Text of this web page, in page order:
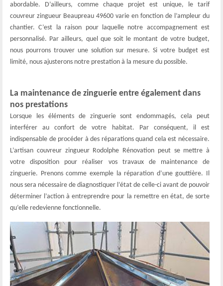
abordable. D’ailleurs, comme chaque projet est unique, le tarif
couvreur zingueur Beaupreau 49600 varie en fonction de l’ampleur du
chantier. C’est la raison pour laquelle notre accompagnement est
personnalisé. Par ailleurs, quel que soit le montant de votre budget,
nous pourrons trouver une solution sur mesure. Si votre budget est
limité, nous ajusterons notre prestation à la mesure du possible.
La maintenance de zinguerie entre également dans
nos prestations
Lorsque les éléments de zinguerie sont endommagés, cela peut
interférer au confort de votre habitat. Par conséquent, il est
indispensable de procéder à des réparations quand cela est nécessaire.
L’artisan couvreur zingueur Rodolphe Rénovation peut se mettre à
votre disposition pour réaliser vos travaux de maintenance de
zinguerie. Prenons comme exemple la réparation d’une gouttière. Il
nous sera nécessaire de diagnostiquer l’état de celle-ci avant de pouvoir
déterminer l’action à entreprendre pour la remettre en état, de sorte
qu’elle redevienne fonctionnelle.